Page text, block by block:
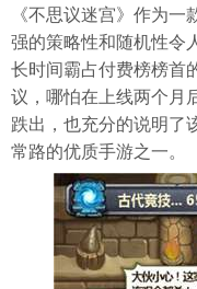
《不思议迷宫》作为
强的策略性和随机性令
长时间霸占付费榜榜首
议，哪怕在上线两个月
跌出，也充分的说明了
常路的优质手游之一。